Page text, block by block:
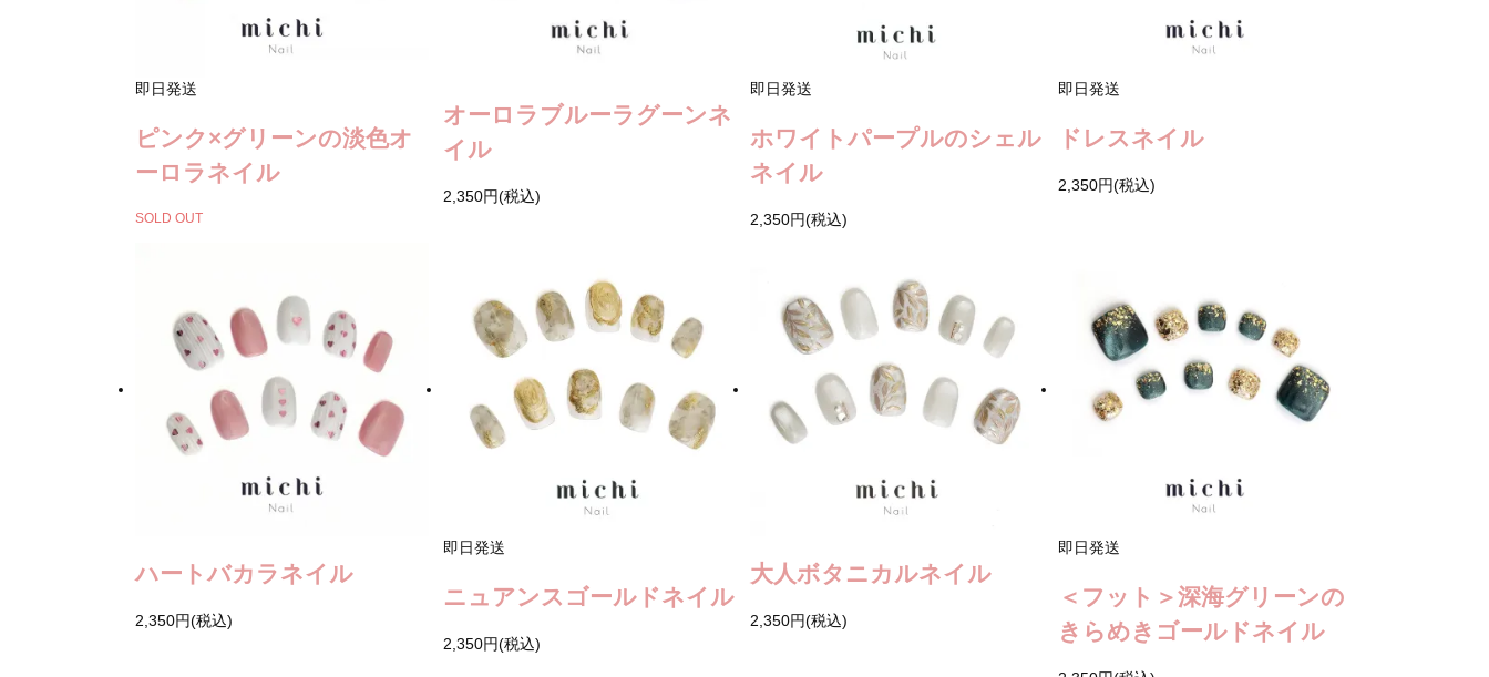
即日発送
ピンク×グリーンの淡色オ
ーロラネイル
SOLD OUT
オーロラブルーラグーンネ
イル
2,350円(税込)
即日発送
ホワイトパープルのシェル
ネイル
2,350円(税込)
即日発送
ドレスネイル
2,350円(税込)
ハートバカラネイル
2,350円(税込)
即日発送
ニュアンスゴールドネイル
2,350円(税込)
大人ボタニカルネイル
2,350円(税込)
即日発送
＜フット＞深海グリーンの
きらめきゴールドネイル